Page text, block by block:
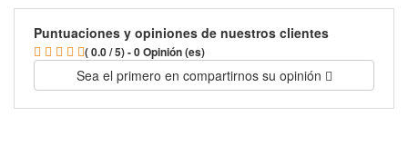
Puntuaciones y opiniones de nuestros clientes
( 0.0 / 5) - 0 Opinión (es)
Sea el primero en compartirnos su opinión